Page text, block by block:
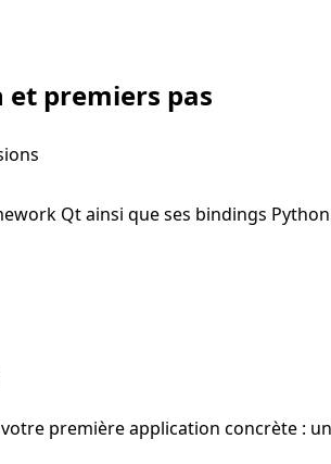
premiers pas
Qt ainsi que ses bindings
première application concrète :